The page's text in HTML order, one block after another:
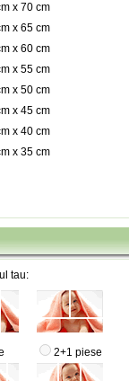
x 70 cm
x 65 cm
x 60 cm
x 55 cm
x 50 cm
x 45 cm
x 40 cm
x 35 cm
tau:
2+1 piese